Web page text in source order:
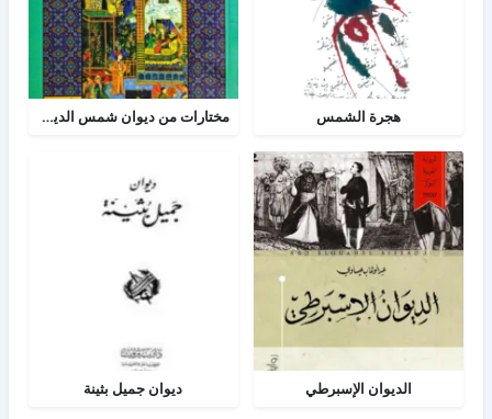
هجرة الشمس مختارات من ديوان شمس الدين تبريزي
الديوان الإسبرطي ديوان جميل بثينة